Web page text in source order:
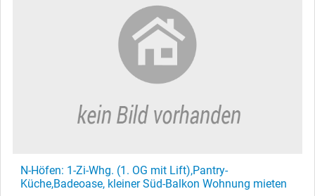
N-Höfen: 1-Zi-Whg. (1. OG mit Lift),Pantry-
Küche,Badeoase, kleiner Süd-Balkon Wohnung mieten